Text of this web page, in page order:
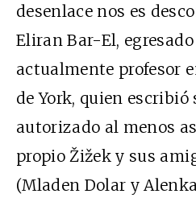
desenlace nos es
Eliran Bar-El,
actualmente profesor
de York, quien
autorizado al menos
propio Žižek y sus
(Mladen Dolar y